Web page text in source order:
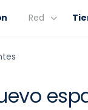
Red